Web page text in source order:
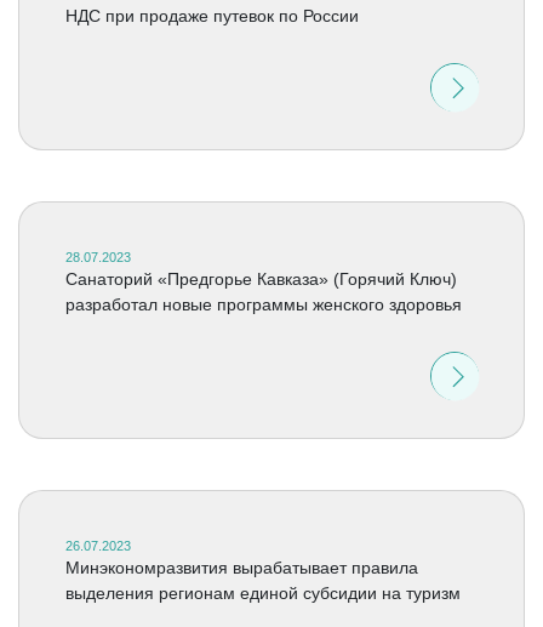
НДС при продаже путевок по России
28.07.2023
Санаторий «Предгорье Кавказа» (Горячий Ключ)
разработал новые программы женского здоровья
26.07.2023
Минэкономразвития вырабатывает правила
выделения регионам единой субсидии на туризм